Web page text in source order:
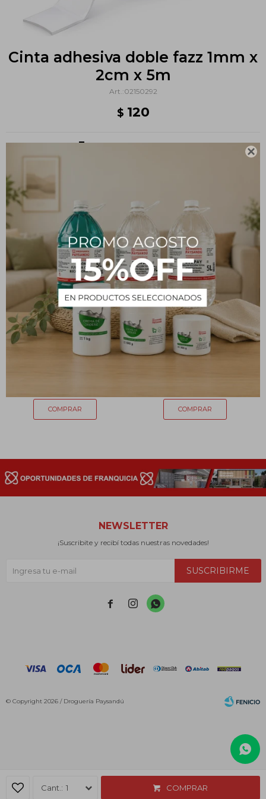

Cinta adhesiva doble fazz 1mm x
2cm x 5m
02150292
$ 120
1 COMPRAR
Métodos y costos de envío
PRODUCTOS QUE TE PUEDEN INTERESAR
NEWSLETTER
¡Suscribite y recibí todas nuestras novedades!
SUSCRIBIRME
  
© Copyright 2026 / Droguería Paysandú